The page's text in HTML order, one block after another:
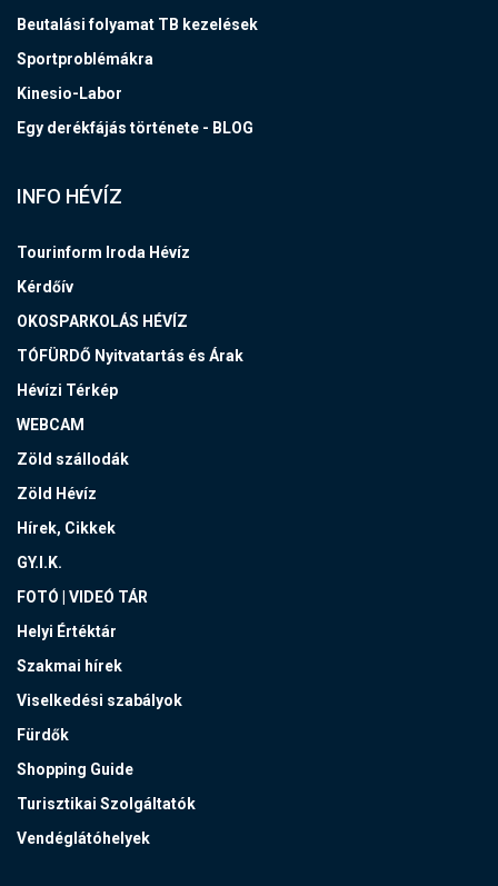
Beutalási folyamat TB kezelések
Sportproblémákra
Kinesio-Labor
Egy derékfájás története - BLOG
INFO HÉVÍZ
Tourinform Iroda Hévíz
Kérdőív
OKOSPARKOLÁS HÉVÍZ
TÓFÜRDŐ Nyitvatartás és Árak
Hévízi Térkép
WEBCAM
Zöld szállodák
Zöld Hévíz
Hírek, Cikkek
GY.I.K.
FOTÓ | VIDEÓ TÁR
Helyi Értéktár
Szakmai hírek
Viselkedési szabályok
Fürdők
Shopping Guide
Turisztikai Szolgáltatók
Vendéglátóhelyek